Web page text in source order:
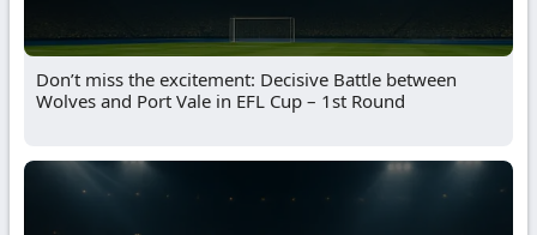
Don’t miss the excitement: Decisive Battle between
Wolves and Port Vale in EFL Cup – 1st Round